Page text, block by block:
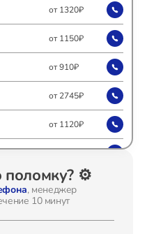
от 1320₽
от 1150₽
от 910₽
от 2745₽
от 1120₽
от 1795₽
от 2500₽⚙️
, менеджер
10 минут
камер
машин